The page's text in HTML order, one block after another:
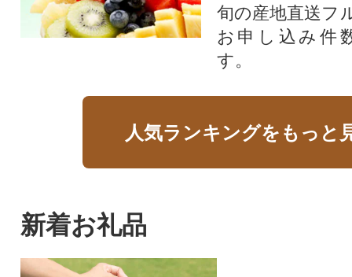
旬の産地直送フ
お申し込み件
す。
人気ランキングをもっと
新着お礼品